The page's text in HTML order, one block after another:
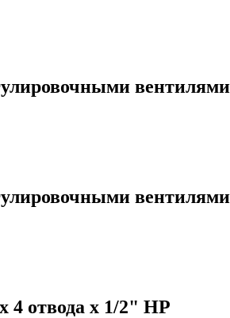
4 отвода х 1/2" НР